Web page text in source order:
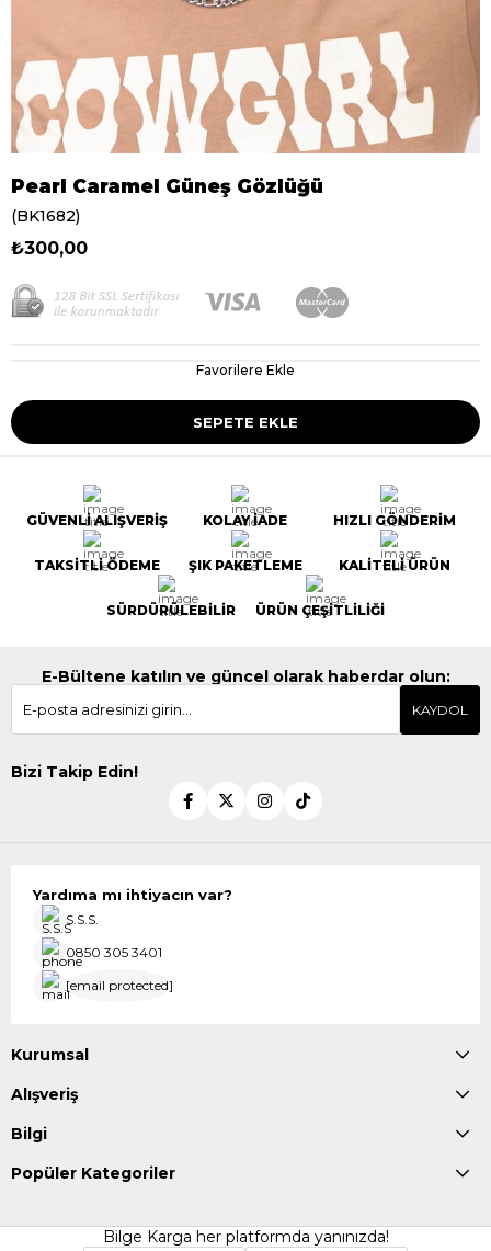
Pearl Caramel Güneş Gözlüğü
(BK1682)
₺300,00
Favorilere Ekle
GÜVENLİ ALIŞVERİŞ KOLAY İADE HIZLI GÖNDERİM
TAKSİTLİ ÖDEME ŞIK PAKETLEME KALİTELİ ÜRÜN
SÜRDÜRÜLEBİLİR ÜRÜN ÇEŞİTLİLİĞİ
E-Bültene katılın ve güncel olarak haberdar olun:
KAYDOL
Bizi Takip Edin!
Yardıma mı ihtiyacın var?
S.S.S.
0850 305 3401
[email protected]
Kurumsal
Alışveriş
Bilgi
Popüler Kategoriler
Bilge Karga her platformda yanınızda!